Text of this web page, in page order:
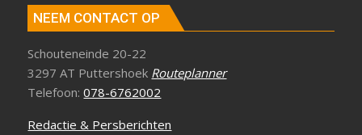
NEEM CONTACT OP
Schouteneinde 20-22
3297 AT Puttershoek Routeplanner
Telefoon:078-6762002
Redactie & Persberichten